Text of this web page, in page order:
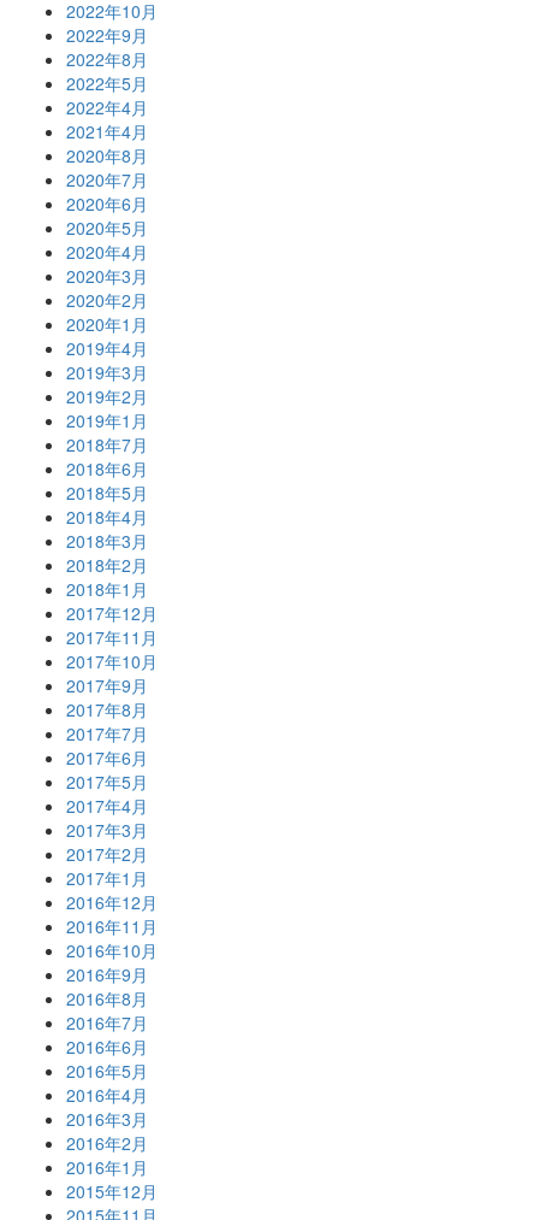
2022年10月
2022年9月
2022年8月
2022年5月
2022年4月
2021年4月
2020年8月
2020年7月
2020年6月
2020年5月
2020年4月
2020年3月
2020年2月
2020年1月
2019年4月
2019年3月
2019年2月
2019年1月
2018年7月
2018年6月
2018年5月
2018年4月
2018年3月
2018年2月
2018年1月
2017年12月
2017年11月
2017年10月
2017年9月
2017年8月
2017年7月
2017年6月
2017年5月
2017年4月
2017年3月
2017年2月
2017年1月
2016年12月
2016年11月
2016年10月
2016年9月
2016年8月
2016年7月
2016年6月
2016年5月
2016年4月
2016年3月
2016年2月
2016年1月
2015年12月
2015年11月